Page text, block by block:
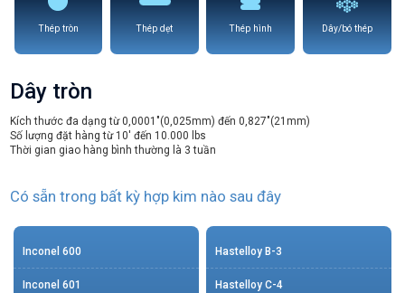
Thép tròn Thép dẹt Thép hình Dây/bó thép
Dây tròn
Kích thước đa dạng từ 0,0001″(0,025mm) đến 0,827″(21mm)
Số lượng đặt hàng từ 10′ đến 10.000 lbs
Thời gian giao hàng bình thường là 3 tuần
Có sẵn trong bất kỳ hợp kim nào sau đây
Inconel 600
Inconel 601
Hastelloy B-3
Hastelloy C-4